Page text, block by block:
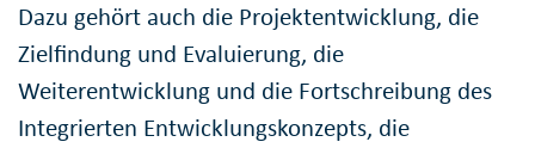
Dazu gehört auch die Projektentwicklung, die
Zielfindung und Evaluierung, die
Weiterentwicklung und die Fortschreibung des
Integrierten Entwicklungskonzepts, die